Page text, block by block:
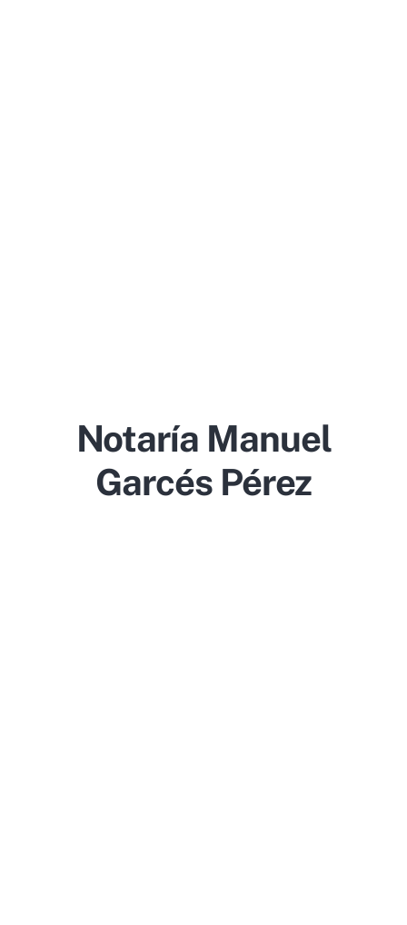
Notaría Manuel
Garcés Pérez